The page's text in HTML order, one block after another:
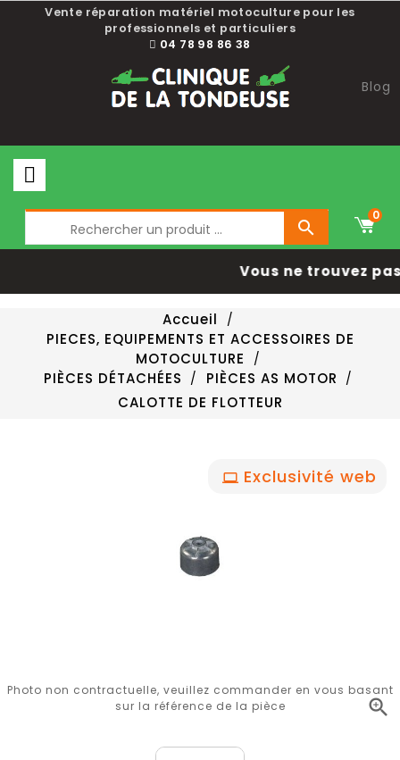
Vente réparation matériel motoculture pour les
professionnels et particuliers
04 78 98 86 38
Blog

0
Vous ne trouvez
Accueil
PIECES, EQUIPEMENTS ET ACCESSOIRES DE
MOTOCULTURE
PIÈCES DÉTACHÉES
PIÈCES AS MOTOR
CALOTTE DE FLOTTEUR
Exclusivité web

Photo non contractuelle, veuillez commander en vous basant
sur la référence de la pièce